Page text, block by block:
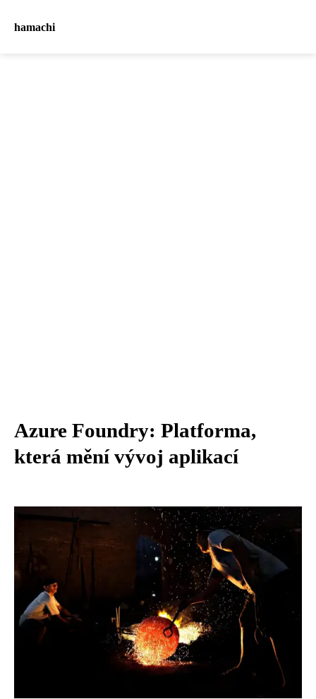
hamachi
Azure Foundry: Platforma,
která mění vývoj aplikací